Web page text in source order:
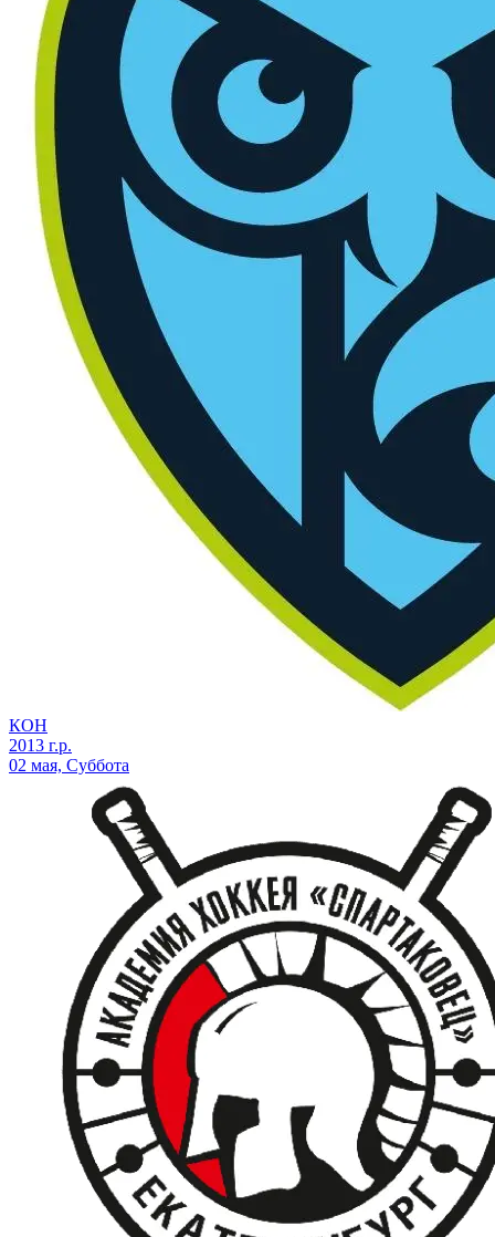
КОН
2013 г.р.
02 мая, Суббота